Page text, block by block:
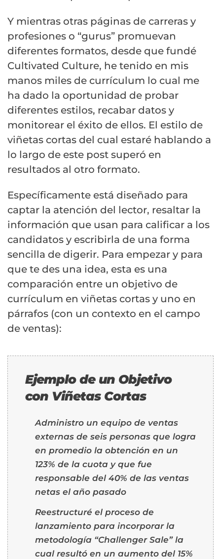
Y mientras otras páginas de carreras y
profesiones o “gurus” promuevan
diferentes formatos, desde que fundé
Cultivated Culture, he tenido en mis
manos miles de currículum lo cual me
ha dado la oportunidad de probar
diferentes estilos, recabar datos y
monitorear el éxito de ellos. El estilo de
viñetas cortas del cual estaré hablando a
lo largo de este post superó en
resultados al otro formato.
Específicamente está diseñado para
captar la atención del lector, resaltar la
información que usan para calificar a los
candidatos y escribirla de una forma
sencilla de digerir. Para empezar y para
que te des una idea, esta es una
comparación entre un objetivo de
currículum en viñetas cortas y uno en
párrafos (con un contexto en el campo
de ventas):
Ejemplo de un Objetivo
con Viñetas Cortas
Administro un equipo de ventas
externas de seis personas que logra
en promedio la obtención en un
123% de la cuota y que fue
responsable del 40% de las ventas
netas el año pasado
Reestructuré el proceso de
lanzamiento para incorporar la
metodología “Challenger Sale” la
cual resultó en un aumento del 15%